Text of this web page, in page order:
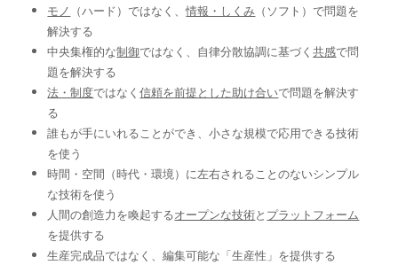
モノ （ハード）ではなく、情報・しくみ （ソフト）で問題を
解決する
中央集権的な制御ではなく、自律分散協調に基づく共感で問
題を解決する
法・制度ではなく信頼を前提とした助け合いで問題を解決す
る
誰もが手にいれることができ、小さな規模で応用できる技術
を使う
時間・空間（時代・環境）に左右されることのないシンプル
な技術を使う
人間の創造力を喚起するオープンな技術と プラットフォーム
を提供する
生産完成品ではなく、編集可能な「生産性」を提供する